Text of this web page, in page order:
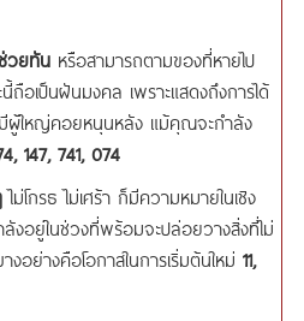
วยทัน หรือสามารถตามของที่หายไป
อเป็นฝันมงคล เพราะแสดงถึงการได้
ผู้ใหญ่คอยหนุนหลัง แม้คุณจะกำลัง
147, 741, 074
ไม่โกรธ ไม่เศร้า ก็มีความหมายในเชิง
อยู่ในช่วงที่พร้อมจะปล่อยวางสิ่งที่ไม่
อย่างคือโอกาสในการเริ่มต้นใหม่ 11,